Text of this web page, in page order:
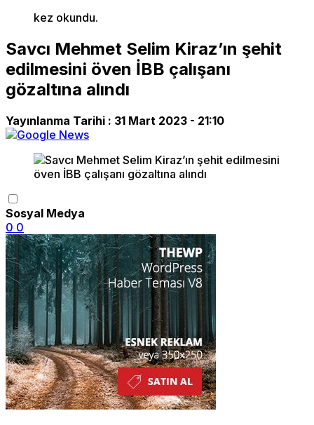
kez okundu.
Savcı Mehmet Selim Kiraz’ın şehit
edilmesini öven İBB çalışanı
gözaltına alındı
Yayınlanma Tarihi : 31 Mart 2023 - 21:10
Sosyal Medya
0 0